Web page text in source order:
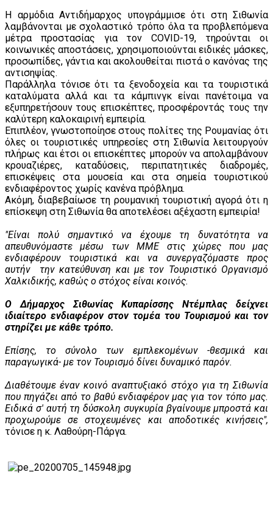
Η αρμόδια Αντιδήμαρχος υπογράμμισε ότι στη Σιθωνία
λαμβάνονται με σχολαστικό τρόπο όλα τα προβλεπόμενα
μέτρα προστασίας για τον COVID-19, τηρούνται οι
κοινωνικές αποστάσεις, χρησιμοποιούνται ειδικές μάσκες,
προσωπίδες, γάντια και ακολουθείται πιστά ο κανόνας της
αντισηψίας.
Παράλληλα τόνισε ότι τα ξενοδοχεία και τα τουριστικά
καταλύματα αλλά και τα κάμπινγκ είναι πανέτοιμα να
εξυπηρετήσουν τους επισκέπτες, προσφέροντάς τους την
καλύτερη καλοκαιρινή εμπειρία.
Επιπλέον, γνωστοποίησε στους πολίτες της Ρουμανίας ότι
όλες οι τουριστικές υπηρεσίες στη Σιθωνία λειτουργούν
πλήρως και έτσι οι επισκέπτες μπορούν να απολαμβάνουν
κρουαζιέρες, καταδύσεις, περιπατητικές διαδρομές,
επισκέψεις στα μουσεία και στα σημεία τουριστικού
ενδιαφέροντος χωρίς κανένα πρόβλημα.
Ακόμη, διαβεβαίωσε τη ρουμανική τουριστική αγορά ότι η
επίσκεψη στη Σιθωνία θα αποτελέσει αξέχαστη εμπειρία!
"Είναι πολύ σημαντικό να έχουμε τη δυνατότητα να
απευθυνόμαστε μέσω των ΜΜΕ στις χώρες που μας
ενδιαφέρουν τουριστικά και να συνεργαζόμαστε προς
αυτήν την κατεύθυνση και με τον Τουριστικό Οργανισμό
Χαλκιδικής, καθώς ο στόχος είναι κοινός.
Ο Δήμαρχος Σιθωνίας Κυπαρίσσης Ντέμπλας δείχνει
ιδιαίτερο ενδιαφέρον στον τομέα του Τουρισμού και τον
στηρίζει με κάθε τρόπο.
Επίσης, το σύνολο των εμπλεκομένων -θεσμικά και
παραγωγικά- με τον Τουρισμό δίνει δυναμικό παρόν.
Διαθέτουμε έναν κοινό αναπτυξιακό στόχο για τη Σιθωνία
που πηγάζει από το βαθύ ενδιαφέρον μας για τον τόπο μας.
Ειδικά σ' αυτή τη δύσκολη συγκυρία βγαίνουμε μπροστά και
προχωρούμε σε στοχευμένες και αποδοτικές κινήσεις",
τόνισε η κ. Λαθούρη-Πάργα.